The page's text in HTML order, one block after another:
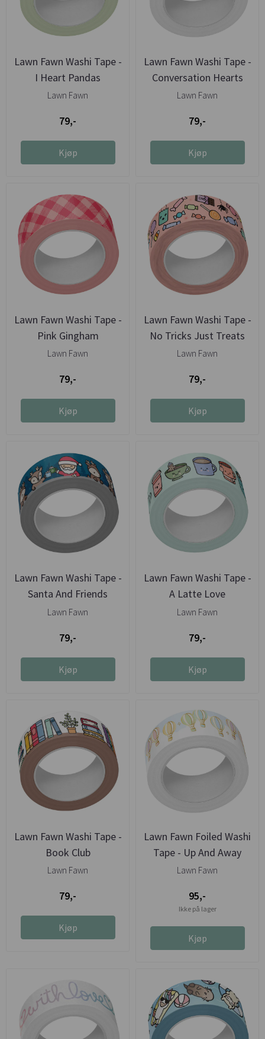
Lawn Fawn Washi Tape -
I Heart Pandas
Lawn Fawn
79,-
Kjøp
Lawn Fawn Washi Tape -
Conversation Hearts
Lawn Fawn
79,-
Kjøp
Lawn Fawn Washi Tape -
Pink Gingham
Lawn Fawn
79,-
Kjøp
Lawn Fawn Washi Tape -
No Tricks Just Treats
Lawn Fawn
79,-
Kjøp
Lawn Fawn Washi Tape -
Santa And Friends
Lawn Fawn
79,-
Kjøp
Lawn Fawn Washi Tape -
A Latte Love
Lawn Fawn
79,-
Kjøp
Lawn Fawn Washi Tape -
Book Club
Lawn Fawn
79,-
Kjøp
Lawn Fawn Foiled Washi
Tape - Up And Away
Lawn Fawn
95,-
Ikke på lager
Kjøp